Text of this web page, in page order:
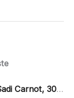
30220 Aigues-Mortes